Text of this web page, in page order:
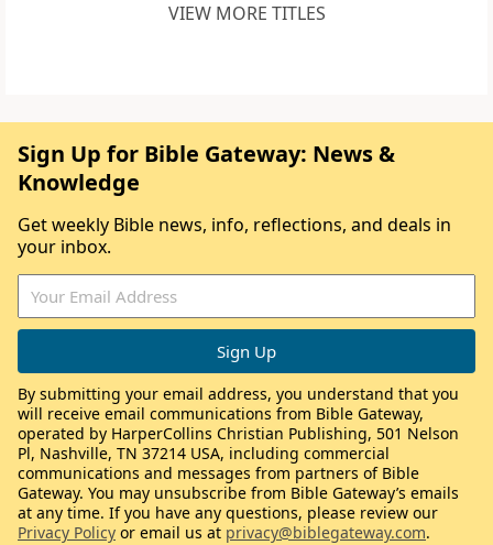
VIEW MORE TITLES
Sign Up for Bible Gateway: News &
Knowledge
Get weekly Bible news, info, reflections, and deals in
your inbox.
By submitting your email address, you understand that you
will receive email communications from Bible Gateway,
operated by HarperCollins Christian Publishing, 501 Nelson
Pl, Nashville, TN 37214 USA, including commercial
communications and messages from partners of Bible
Gateway. You may unsubscribe from Bible Gateway’s emails
at any time. If you have any questions, please review our
Privacy Policy or email us at privacy@biblegateway.com.